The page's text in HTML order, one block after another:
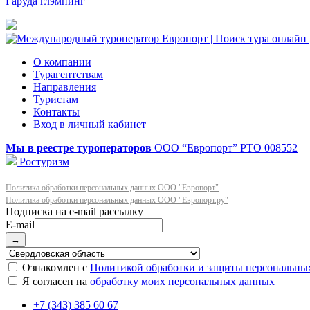
О компании
Турагентствам
Направления
Туристам
Контакты
Вход в личный кабинет
Мы в реестре туроператоров ООО “Европорт” РТО 008552
Ростуризм
Политика обработки персональных данных ООО "Европорт"
Политика обработки персональных данных ООО "Европорт.ру"
E-mail
→
Ознакомлен с Политикой обработки и защиты
Я согласен на обработку моих персональных данных
+7 (343) 385 60 67